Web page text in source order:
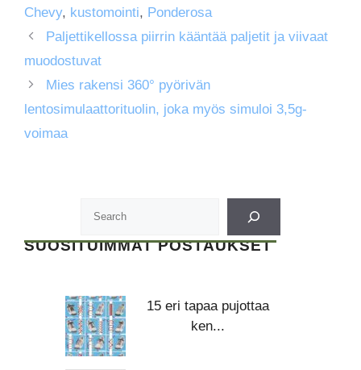
Chevy, kustomointi, Ponderosa
Paljettikellossa piirrin kääntää paljetit ja viivaat
muodostuvat
Mies rakensi 360° pyörivän
lentosimulaattorituolin, joka myös simuloi 3,5g-
voimaa
SUOSITUIMMAT POSTAUKSET
15 eri tapaa pujottaa
ken...